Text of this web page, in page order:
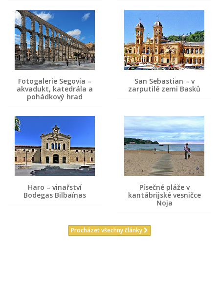
Fotogalerie Segovia –
akvadukt, katedrála a
pohádkový hrad
San Sebastian – v
zarputilé zemi Basků
Haro – vinařství
Bodegas Bilbaínas
Písečné pláže v
kantábrijské vesničce
Noja
Procházet všechny články